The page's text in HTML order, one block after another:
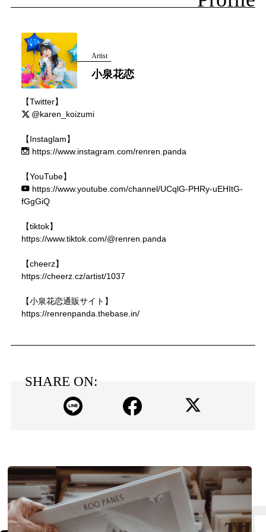
Artist
小泉花恋
【Twitter】
@karen_koizumi
【Instaglam】
https://www.instagram.com/renren.panda
【YouTube】
https://www.youtube.com/channel/UCqlG-PHRy-uEHItG-
fGgGiQ
【tiktok】
https://www.tiktok.com/@renren.panda
【cheerz】
https://cheerz.cz/artist/1037
【小泉花恋通販サイト】
https://renrenpanda.thebase.in/
SHARE ON: